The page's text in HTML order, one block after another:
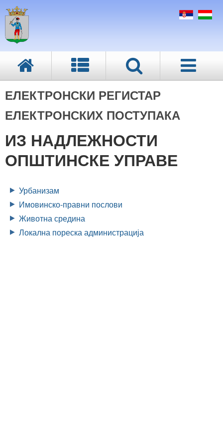
ЕЛЕКТРОНСКИ РЕГИСТАР
ЕЛЕКТРОНСКИХ ПОСТУПАКА
ИЗ НАДЛЕЖНОСТИ
ОПШТИНСКЕ УПРАВЕ
Урбанизам
Имовинско-правни послови
Животна средина
Локална пореска администрација